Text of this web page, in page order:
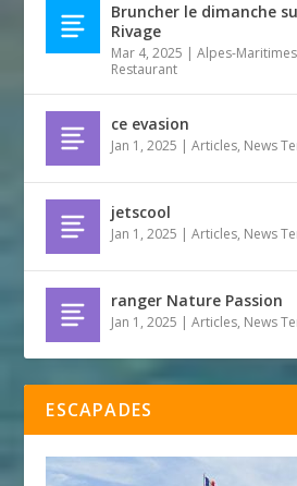
Bruncher le dimanche
Rivage
Mar 4, 2025 |Alpes-Maritimes
Restaurant
ce evasion
Jan 1, 2025 |Articles, News
jetscool
Jan 1, 2025 |Articles, News
ranger Nature Passion
Jan 1, 2025 |Articles, News
ESCAPADES